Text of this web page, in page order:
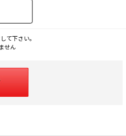
て下さい。
せん